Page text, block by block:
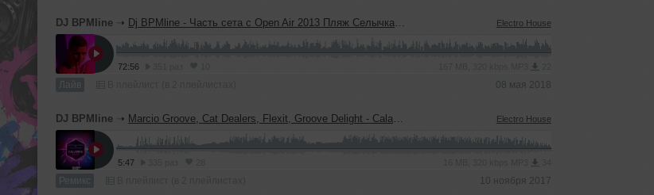
DJ BPMline ➝ Dj BPMline - Часть сета с Open Air 2013 Пляж Селычка Live Electro House
72:56
Лайв 08 мая 2018
DJ BPMline ➝ Marcio Groove, Cat Dealers, Flexit, Groove Delight - Calabria 2017 (DJ BPMline Mash Up) Electro House
5:47
Ремикс 10 ноября 2017